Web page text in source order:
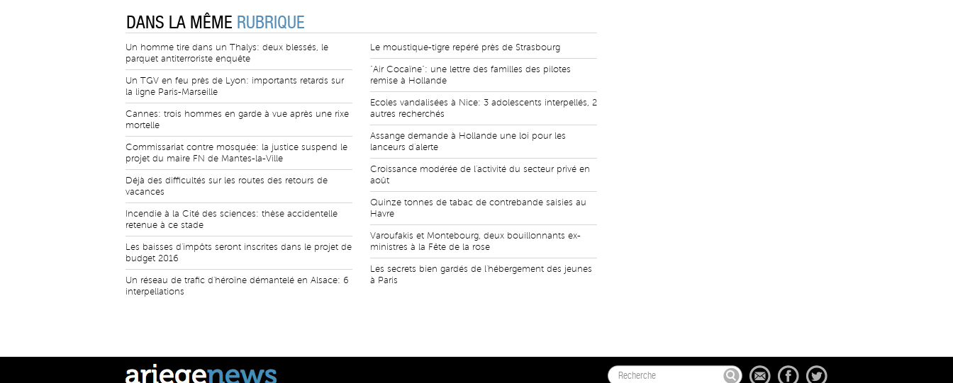
DANS LA MÊME RUBRIQUE
Un homme tire dans un Thalys: deux blessés, le
parquet antiterroriste enquête
Un TGV en feu près de Lyon: importants retards sur
la ligne Paris-Marseille
Cannes: trois hommes en garde à vue après une rixe
mortelle
Commissariat contre mosquée: la justice suspend le
projet du maire FN de Mantes-la-Ville
Déjà des difficultés sur les routes des retours de
vacances
Incendie à la Cité des sciences: thèse accidentelle
retenue à ce stade
Les baisses d'impôts seront inscrites dans le projet de
budget 2016
Un réseau de trafic d'héroïne démantelé en Alsace: 6
interpellations
Le moustique-tigre repéré près de Strasbourg
"Air Cocaïne": une lettre des familles des pilotes
remise à Hollande
Ecoles vandalisées à Nice: 3 adolescents interpellés, 2
autres recherchés
Assange demande à Hollande une loi pour les
lanceurs d'alerte
Croissance modérée de l'activité du secteur privé en
août
Quinze tonnes de tabac de contrebande saisies au
Havre
Varoufakis et Montebourg, deux bouillonnants ex-
ministres à la Fête de la rose
Les secrets bien gardés de l'hébergement des jeunes
à Paris